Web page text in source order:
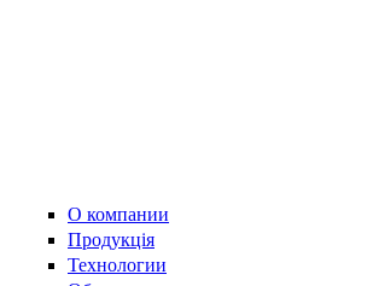
О компании
Продукція
Технологии